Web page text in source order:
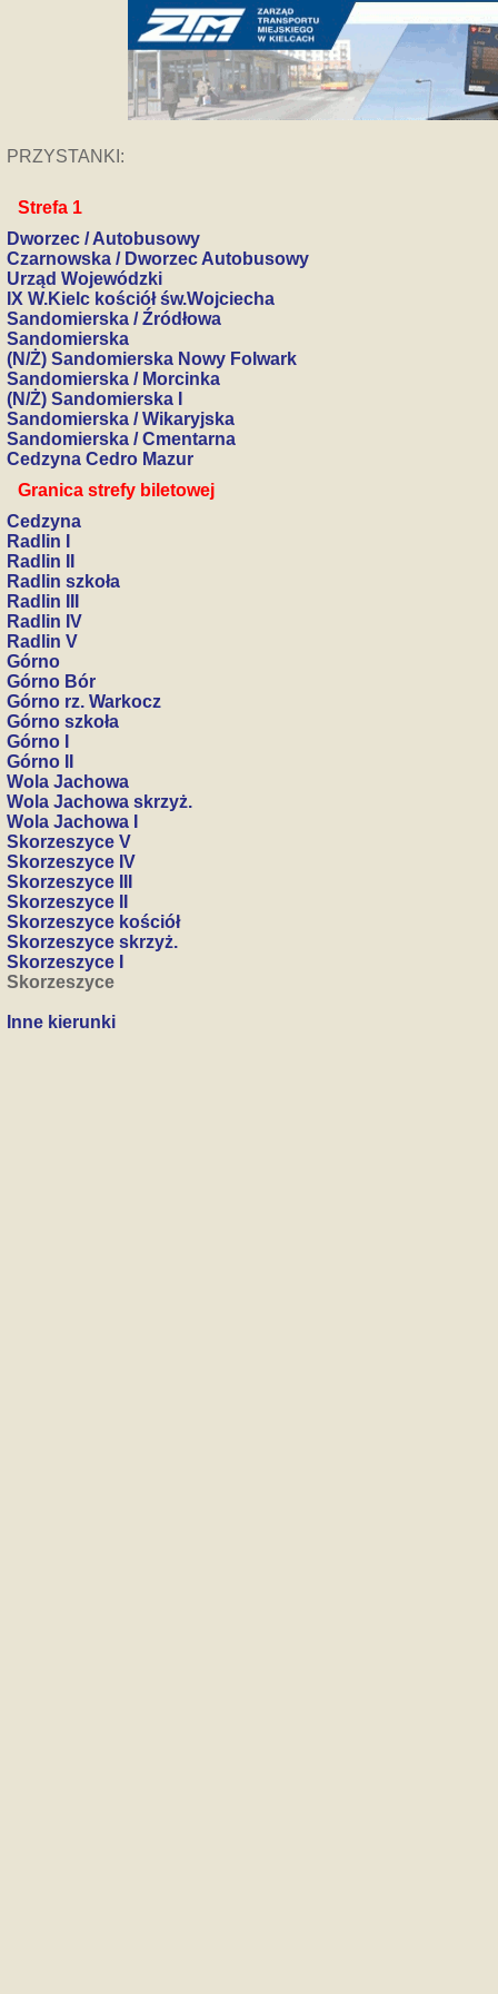
PRZYSTANKI:
Strefa 1
Dworzec / Autobusowy
Czarnowska / Dworzec Autobusowy
Urząd Wojewódzki
IX W.Kielc kościół św.Wojciecha
Sandomierska / Źródłowa
Sandomierska
(N/Ż) Sandomierska Nowy Folwark
Sandomierska / Morcinka
(N/Ż) Sandomierska I
Sandomierska / Wikaryjska
Sandomierska / Cmentarna
Cedzyna Cedro Mazur
Granica strefy biletowej
Cedzyna
Radlin I
Radlin II
Radlin szkoła
Radlin III
Radlin IV
Radlin V
Górno
Górno Bór
Górno rz. Warkocz
Górno szkoła
Górno I
Górno II
Wola Jachowa
Wola Jachowa skrzyż.
Wola Jachowa I
Skorzeszyce V
Skorzeszyce IV
Skorzeszyce III
Skorzeszyce II
Skorzeszyce kościół
Skorzeszyce skrzyż.
Skorzeszyce I
Skorzeszyce
Inne kierunki